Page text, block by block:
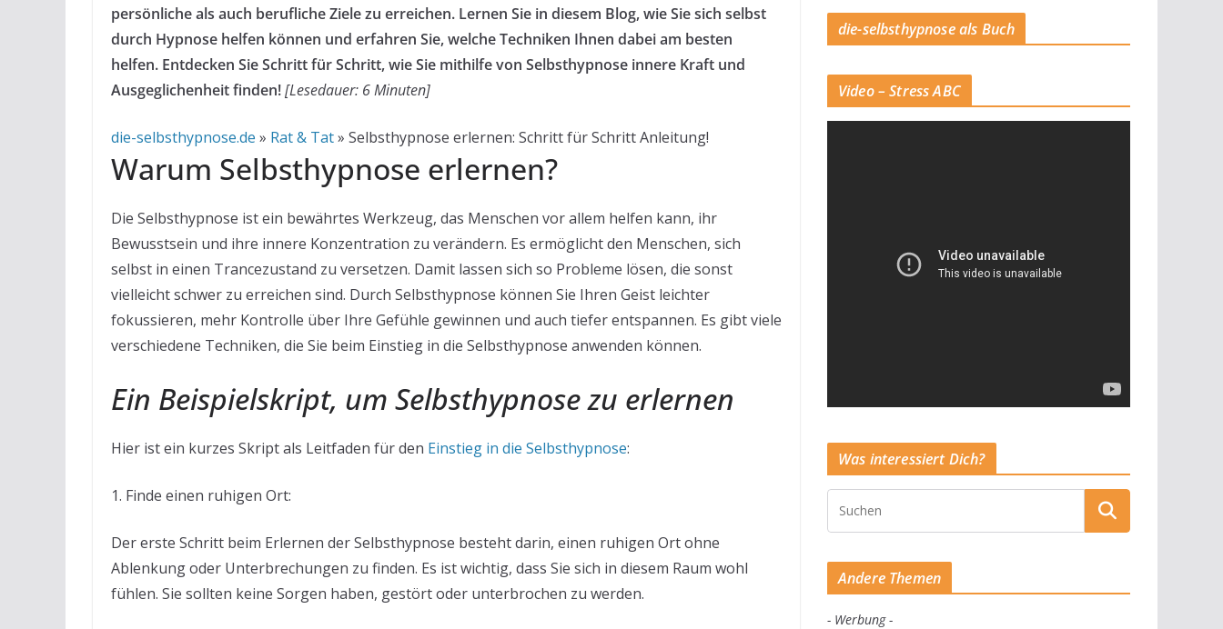
persönliche als auch berufliche Ziele zu erreichen. Lernen Sie in diesem Blog, wie Sie sich selbst
durch Hypnose helfen können und erfahren Sie, welche Techniken Ihnen dabei am besten
helfen. Entdecken Sie Schritt für Schritt, wie Sie mithilfe von Selbsthypnose innere Kraft und
Ausgeglichenheit finden![Lesedauer: 6 Minuten]
die-selbsthypnose.de » Rat & Tat» Selbsthypnose erlernen: Schritt für Schritt Anleitung!
Warum Selbsthypnose erlernen?
Die Selbsthypnose ist ein bewährtes Werkzeug, das Menschen vor allem helfen kann, ihr
Bewusstsein und ihre innere Konzentration zu verändern. Es ermöglicht den Menschen, sich
selbst in einen Trancezustand zu versetzen. Damit lassen sich so Probleme lösen, die sonst
vielleicht schwer zu erreichen sind. Durch Selbsthypnose können Sie Ihren Geist leichter
fokussieren, mehr Kontrolle über Ihre Gefühle gewinnen und auch tiefer entspannen. Es gibt viele
verschiedene Techniken, die Sie beim Einstieg in die Selbsthypnose anwenden können.
Ein Beispielskript, um Selbsthypnose zu erlernen
Hier ist ein kurzes Skript als Leitfaden für den Einstieg in die Selbsthypnose:
1. Finde einen ruhigen Ort:
Der erste Schritt beim Erlernen der Selbsthypnose besteht darin, einen ruhigen Ort ohne
Ablenkung oder Unterbrechungen zu finden. Es ist wichtig, dass Sie sich in diesem Raum wohl
fühlen. Sie sollten keine Sorgen haben, gestört oder unterbrochen zu werden.
die-selbsthypnose als Buch
Video – Stress ABC
Was interessiert Dich?
Andere Themen
- Werbung -